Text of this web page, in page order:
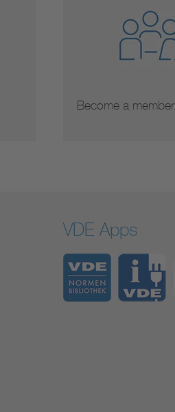
Become a member
VDE Apps